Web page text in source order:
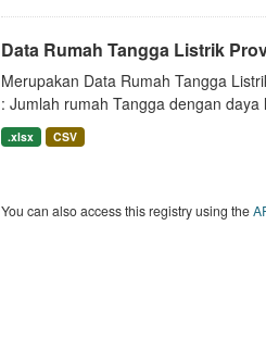
Data Rumah Tangga Listrik
Merupakan Data Rumah Tangga
: Jumlah rumah Tangga dengan daya
.xlsx CSV
You can also access this registry using the